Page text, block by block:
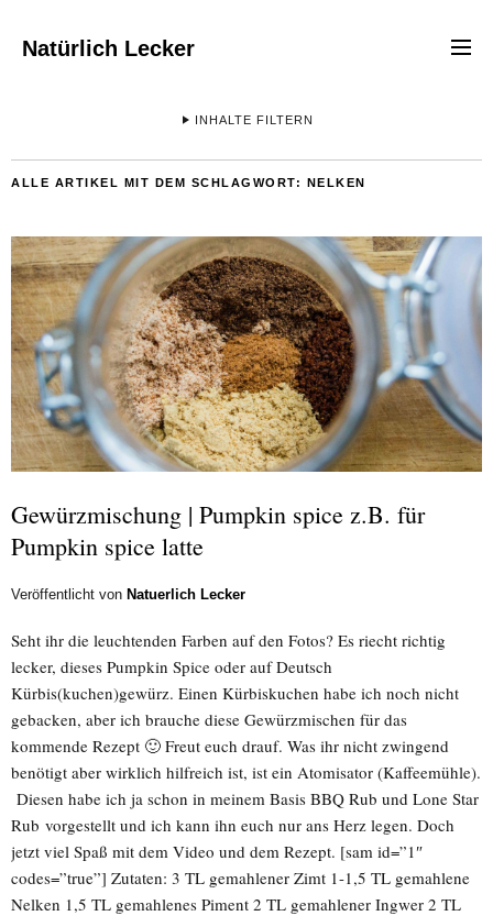
Natürlich Lecker
INHALTE FILTERN
ALLE ARTIKEL MIT DEM SCHLAGWORT: NELKEN
Gewürzmischung | Pumpkin spice z.B. für
Pumpkin spice latte
Veröffentlicht von Natuerlich Lecker
Seht ihr die leuchtenden Farben auf den Fotos? Es riecht richtig
lecker, dieses Pumpkin Spice oder auf Deutsch
Kürbis(kuchen)gewürz. Einen Kürbiskuchen habe ich noch nicht
gebacken, aber ich brauche diese Gewürzmischen für das
kommende Rezept 🙂 Freut euch drauf. Was ihr nicht zwingend
benötigt aber wirklich hilfreich ist, ist ein Atomisator (Kaffeemühle).
Diesen habe ich ja schon in meinem Basis BBQ Rub und Lone Star
Rub vorgestellt und ich kann ihn euch nur ans Herz legen. Doch
jetzt viel Spaß mit dem Video und dem Rezept. [sam id=”1″
codes=”true”] Zutaten: 3 TL gemahlener Zimt 1-1,5 TL gemahlene
Nelken 1,5 TL gemahlenes Piment 2 TL gemahlener Ingwer 2 TL